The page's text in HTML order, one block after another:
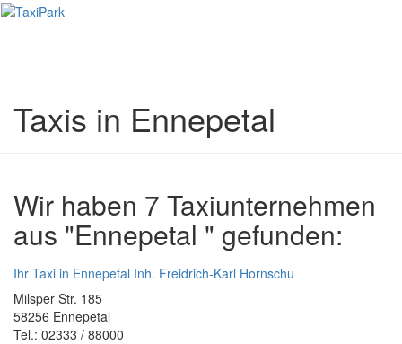
Taxis in Ennepetal
Wir haben 7 Taxiunternehmen
aus "Ennepetal " gefunden:
Ihr Taxi in Ennepetal Inh. Freidrich-Karl Hornschu
Milsper Str. 185
58256 Ennepetal
Tel.: 02333 / 88000